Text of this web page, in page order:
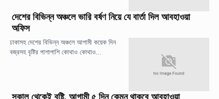
দেশের বিভিন্ন অঞ্চলে ভারি বর্ষণ নিয়ে যে বার্তা দিল আবহাওয়া
অফিস
ঢাকাসহ দেশের বিভিন্ন অঞ্চলে আগামী কয়েক দিন
বজ্রসহ বৃষ্টির পাশাপাশি কোথাও কোথাও...
সকাল থেকেই বৃষ্টি, আগামী ৫ দিন কেমন থাকবে আবহাওয়া